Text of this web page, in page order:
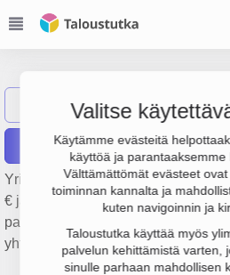
Valitse
Käytämme evästeitä
käyttöä ja parantaaksemme
Välttämättömät evästeet
toiminnan kannalta ja
kuten navigoinnin ja
Taloustutka käyttää myös
palvelun kehittämistä varten,
sinulle parhaan mahdollisen
Näytä haku PM Pro
Raportit
Yrityksen Pro Metal Oy liikevaihto
€ ja henkilöstömäärä 4. Sen
palvelu, perustamisvuosi 2008 ja
yhtiömuoto Osakeyhtiö (OY).